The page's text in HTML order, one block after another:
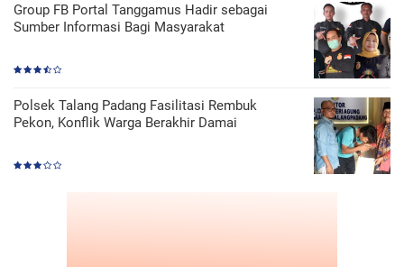
Group FB Portal Tanggamus Hadir sebagai
Sumber Informasi Bagi Masyarakat
Polsek Talang Padang Fasilitasi Rembuk
Pekon, Konflik Warga Berakhir Damai